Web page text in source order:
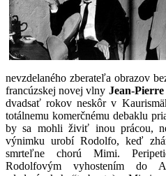
nevzdelaného zberateľa obrazov
francúzskej novej vlny Jean-
dvadsať rokov neskôr v
totálnemu komerčnému debaklu
by sa mohli živiť inou prácou,
výnimku urobí Rodolfo, keď
smrteľne chorú Mimi.
Rodolfovým vyhostením